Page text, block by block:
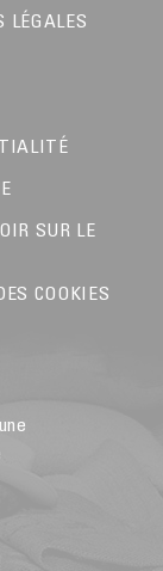
LÉGALES
SUR LE
COOKIES